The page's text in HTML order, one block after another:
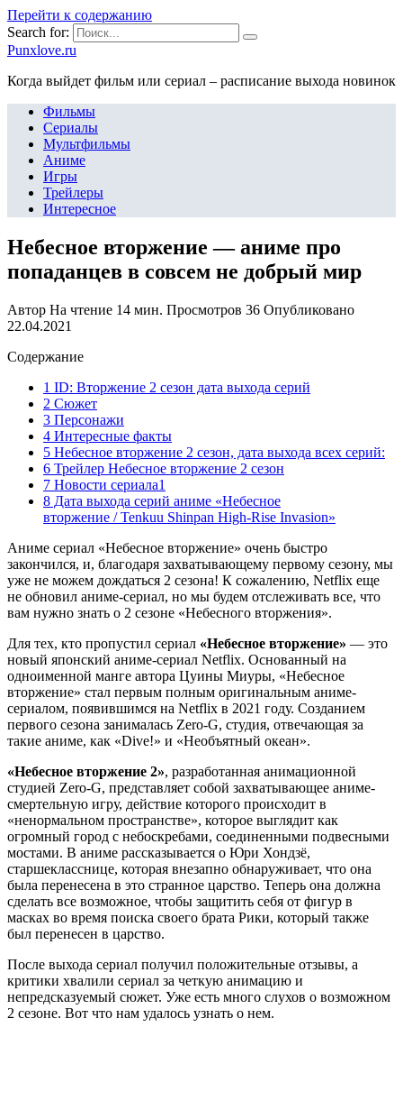
Перейти к содержанию
Search for:
Punxlove.ru
Когда выйдет фильм или сериал – расписание выхода новинок
Фильмы
Сериалы
Мультфильмы
Аниме
Игры
Трейлеры
Интересное
Небесное вторжение — аниме про
попаданцев в совсем не добрый мир
Автор На чтение 14 мин. Просмотров 36 Опубликовано
22.04.2021
Содержание
1 ID: Вторжение 2 сезон дата выхода серий
2 Сюжет
3 Персонажи
4 Интересные факты
5 Небесное вторжение 2 сезон, дата выхода всех серий:
6 Трейлер Небесное вторжение 2 сезон
7 Новости сериала1
8 Дата выхода серий аниме «Небесное
вторжение / Tenkuu Shinpan High-Rise Invasion»
Аниме сериал «Небесное вторжение» очень быстро
закончился, и, благодаря захватывающему первому сезону, мы
уже не можем дождаться 2 сезона! К сожалению, Netflix еще
не обновил аниме-сериал, но мы будем отслеживать все, что
вам нужно знать о 2 сезоне «Небесного вторжения».
Для тех, кто пропустил сериал «Небесное вторжение» — это
новый японский аниме-сериал Netflix. Основанный на
одноименной манге автора Цуины Миуры, «Небесное
вторжение» стал первым полным оригинальным аниме-
сериалом, появившимся на Netflix в 2021 году. Созданием
первого сезона занималась Zero-G, студия, отвечающая за
такие аниме, как «Dive!» и «Необъятный океан».
«Небесное вторжение 2», разработанная анимационной
студией Zero-G, представляет собой захватывающее аниме-
смертельную игру, действие которого происходит в
«ненормальном пространстве», которое выглядит как
огромный город с небоскребами, соединенными подвесными
мостами. В аниме рассказывается о Юри Хондзё,
старшекласснице, которая внезапно обнаруживает, что она
была перенесена в это странное царство. Теперь она должна
сделать все возможное, чтобы защитить себя от фигур в
масках во время поиска своего брата Рики, который также
был перенесен в царство.
После выхода сериал получил положительные отзывы, а
критики хвалили сериал за четкую анимацию и
непредсказуемый сюжет. Уже есть много слухов о возможном
2 сезоне. Вот что нам удалось узнать о нем.